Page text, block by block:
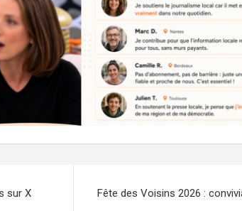
sur X
Fête des Voisins 2026 :